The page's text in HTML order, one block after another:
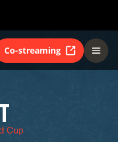
Co-streaming
Cup